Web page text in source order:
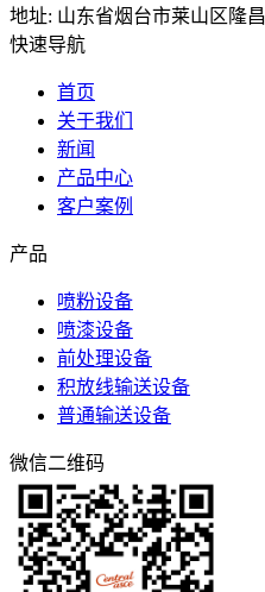
地址: 山东省烟台市莱山区隆
快速导航
首页
关于我们
新闻
产品中心
客户案例
产品
喷粉设备
喷漆设备
前处理设备
积放线输送设备
普通输送设备
微信二维码